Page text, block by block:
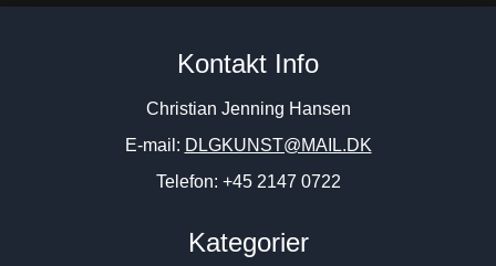
Kontakt Info
Christian Jenning Hansen
E-mail: DLGKUNST@MAIL.DK
Telefon: +45 2147 0722
Kategorier